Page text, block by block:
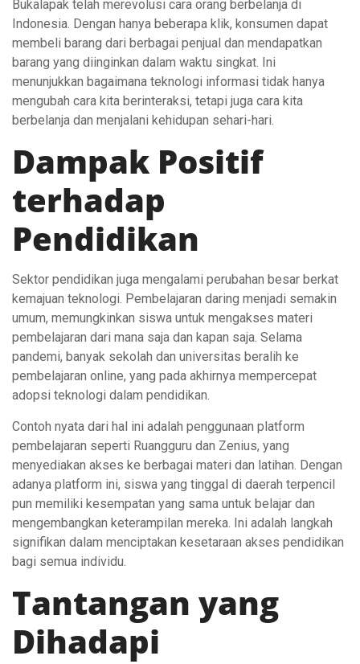
Bukalapak telah merevolusi cara orang berbelanja di
Indonesia. Dengan hanya beberapa klik, konsumen dapat
membeli barang dari berbagai penjual dan mendapatkan
barang yang diinginkan dalam waktu singkat. Ini
menunjukkan bagaimana teknologi informasi tidak hanya
mengubah cara kita berinteraksi, tetapi juga cara kita
berbelanja dan menjalani kehidupan sehari-hari.
Dampak Positif
terhadap
Pendidikan
Sektor pendidikan juga mengalami perubahan besar berkat
kemajuan teknologi. Pembelajaran daring menjadi semakin
umum, memungkinkan siswa untuk mengakses materi
pembelajaran dari mana saja dan kapan saja. Selama
pandemi, banyak sekolah dan universitas beralih ke
pembelajaran online, yang pada akhirnya mempercepat
adopsi teknologi dalam pendidikan.
Contoh nyata dari hal ini adalah penggunaan platform
pembelajaran seperti Ruangguru dan Zenius, yang
menyediakan akses ke berbagai materi dan latihan. Dengan
adanya platform ini, siswa yang tinggal di daerah terpencil
pun memiliki kesempatan yang sama untuk belajar dan
mengembangkan keterampilan mereka. Ini adalah langkah
signifikan dalam menciptakan kesetaraan akses pendidikan
bagi semua individu.
Tantangan yang
Dihadapi